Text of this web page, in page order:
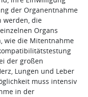
der Organentnahme
werden, die
Organs
wie die Mitentnahme
der großen
Lungen und Leber
muss intensiv
in der